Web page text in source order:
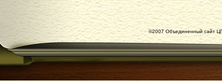
©2007 Объединенный сайт